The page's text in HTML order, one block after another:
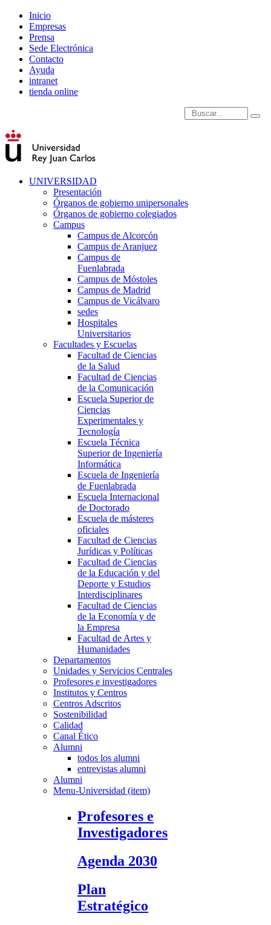
Inicio
Empresas
Prensa
Sede Electrónica
Contacto
Ayuda
intranet
tienda online
Introduce términos de
UNIVERSIDAD
Presentación
Órganos de gobierno unipersonales
Órganos de gobierno colegiados
Campus
Campus de Alcorcón
Campus de Aranjuez
Campus de
Fuenlabrada
Campus de Móstoles
Campus de Madrid
Campus de Vicálvaro
sedes
Hospitales
Universitarios
Facultades y Escuelas
Facultad de Ciencias
de la Salud
Facultad de Ciencias
de la Comunicación
Escuela Superior de
Ciencias
Experimentales y
Tecnología
Escuela Técnica
Superior de Ingeniería
Informática
Escuela de Ingeniería
de Fuenlabrada
Escuela Internacional
de Doctorado
Escuela de másteres
oficiales
Facultad de Ciencias
Jurídicas y Políticas
Facultad de Ciencias
de la Educación y del
Deporte y Estudios
Interdisciplinares
Facultad de Ciencias
de la Economía y de
la Empresa
Facultad de Artes y
Humanidades
Departamentos
Unidades y Servicios Centrales
Profesores e investigadores
Institutos y Centros
Centros Adscritos
Sostenibilidad
Calidad
Canal Ético
Alumni
todos los alumni
entrevistas alumni
Alumni
Menu-Universidad (item)
Profesores e
Investigadores
Agenda 2030
Plan
Estratégico